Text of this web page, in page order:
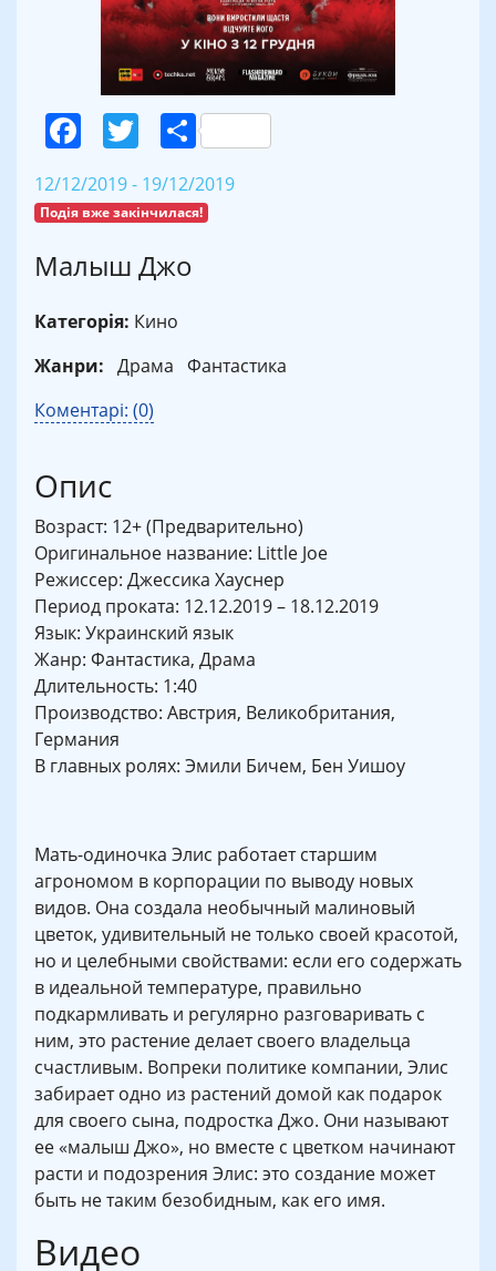
Facebook
Twitter
Поділитися
12/12/2019 - 19/12/2019
Подія вже закінчилася!
Малыш Джо
Категорія: Кино
Жанри: Драма Фантастика
Коментарі: (0)
Опис
Возраст: 12+ (Предварительно)
Оригинальное название: Little Joe
Режиссер: Джессика Хауснер
Период проката: 12.12.2019 – 18.12.2019
Язык: Украинский язык
Жанр: Фантастика, Драма
Длительность: 1:40
Производство: Австрия, Великобритания,
Германия
В главных ролях: Эмили Бичем, Бен Уишоу
Мать-одиночка Элис работает старшим
агрономом в корпорации по выводу новых
видов. Она создала необычный малиновый
цветок, удивительный не только своей красотой,
но и целебными свойствами: если его содержать
в идеальной температуре, правильно
подкармливать и регулярно разговаривать с
ним, это растение делает своего владельца
счастливым. Вопреки политике компании, Элис
забирает одно из растений домой как подарок
для своего сына, подростка Джо. Они называют
ее «малыш Джо», но вместе с цветком начинают
расти и подозрения Элис: это создание может
быть не таким безобидным, как его имя.
Видео